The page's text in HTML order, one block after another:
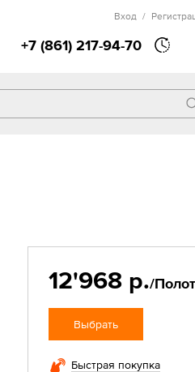
+7 (861) 217-94-70
Вход /
12'968 р./
Выбрать
Быстрая покупка